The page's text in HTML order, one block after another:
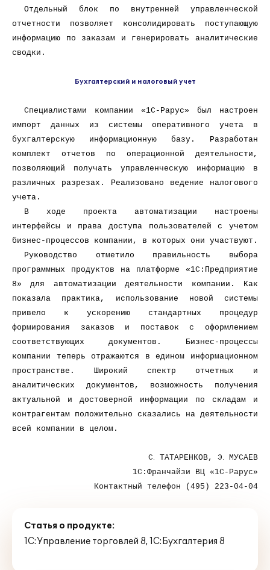
Отдельный блок по внутренней управленческой
отчетности позволяет консолидировать поступающую
информацию по заказам и генерировать аналитические
сводки.
Бухгалтерский и налоговый учет
Специалистами компании «1С-Рарус» был настроен
импорт данных из системы оперативного учета в
бухгалтерскую информационную базу. Разработан
комплект отчетов по операционной деятельности,
позволяющий получать управленческую информацию в
различных разрезах. Реализовано ведение налогового
учета.
В ходе проекта автоматизации настроены
интерфейсы и права доступа пользователей с учетом
бизнес-процессов компании, в которых они участвуют.
Руководство отметило правильность выбора
программных продуктов на платформе «1С:Предприятие
8» для автоматизации деятельности компании. Как
показала практика, использование новой системы
привело к ускорению стандартных процедур
формирования заказов и поставок с оформлением
соответствующих документов. Бизнес-процессы
компании теперь отражаются в едином информационном
пространстве. Широкий спектр отчетных и
аналитических документов, возможность получения
актуальной и достоверной информации по складам и
контрагентам положительно сказались на деятельности
всей компании в целом.
С. ТАТАРЕНКОВ, Э.
МУСАЕВ
1С:Франчайзи ВЦ «1С-Рарус»
Контактный телефон (495) 223-04-04
Статья о продукте:
1С:Управление торговлей 8,1С:Бухгалтерия 8